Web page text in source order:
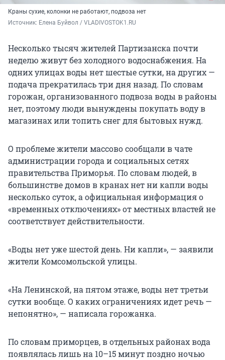
Краны сухие, колонки не работают, подвоза нет
Источник: Елена Буйвол / VLADIVOSTOK1.RU
Несколько тысяч жителей Партизанска почти
неделю живут без холодного водоснабжения. На
одних улицах воды нет шестые сутки, на других —
подача прекратилась три дня назад. По словам
горожан, организованного подвоза воды в районы
нет, поэтому люди вынуждены покупать воду в
магазинах или топить снег для бытовых нужд.
О проблеме жители массово сообщали в чате
администрации города и социальных сетях
правительства Приморья. По словам людей, в
большинстве домов в кранах нет ни капли воды
несколько суток, а официальная информация о
«временных отключениях» от местных властей не
соответствует действительности.
«Воды нет уже шестой день. Ни капли», — заявили
жители Комсомольской улицы.
«На Ленинской, на пятом этаже, воды нет третьи
сутки вообще. О каких ограничениях идет речь —
непонятно», — написала горожанка.
По словам приморцев, в отдельных районах вода
появлялась лишь на 10–15 минут поздно ночью